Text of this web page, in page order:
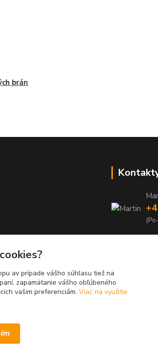
brán
av prípade vášho súhlasu tiež na
zapamätanie vášho obľúbeného
vašim preferenciám. Viac na využitie